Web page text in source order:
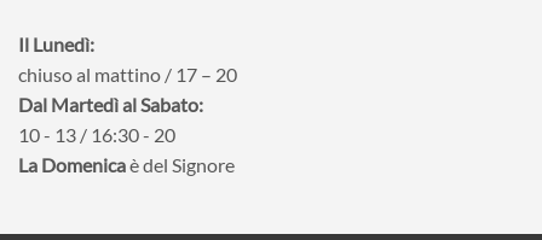
Il Lunedì:
chiuso al mattino / 17 – 20
Dal Martedì al Sabato:
10 - 13 / 16:30 - 20
La Domenicaè del Signore